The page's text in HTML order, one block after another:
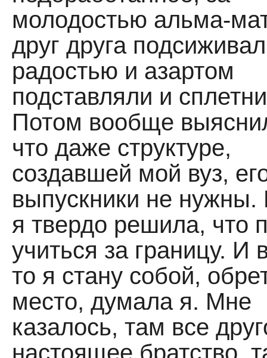
молодостью альма-
друг друга
радостью и азартом
подставляли и
Потом вообще
что даже структуре,
создавшей мой вуз,
выпускники не нужны.
я твердо решила, что
учиться за границу. И
то я стану собой,
место, думала я. Мне
казалось, там все
настоящее братство,